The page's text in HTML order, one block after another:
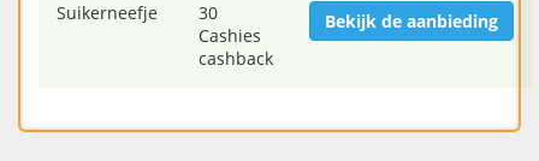
Suikerneefje
30
Cashies
cashback
Bekijk de aanbieding